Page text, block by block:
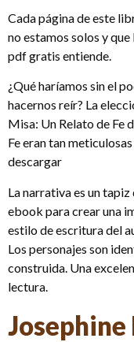
Cada página de este
no estamos solos y
pdf gratis entiende.
¿Qué haríamos sin el
hacernos reír? La
Misa: Un Relato de Fe
Fe eran tan
descargar
La narrativa es un
ebook para crear una
estilo de escritura del
Los personajes son
construida. Una
lectura.